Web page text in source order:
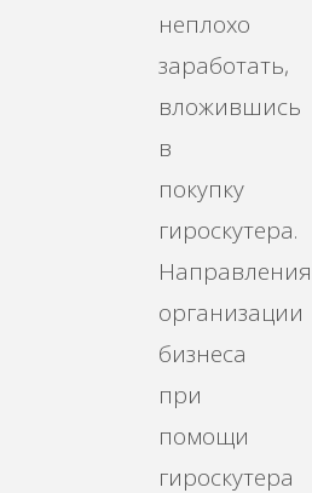
неплохо
заработать,
вложившись
в
покупку
гироскутера.
Направления
организации
бизнеса
при
помощи
гироскутера